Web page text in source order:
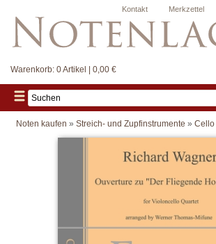
Merkzettel
Kontakt
Warenkorb: 0 Artikel | 0,00 €
Noten kaufen » Streich- und Zupfinstrumente » Cello